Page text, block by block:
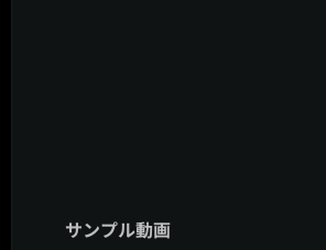
サンプル動画